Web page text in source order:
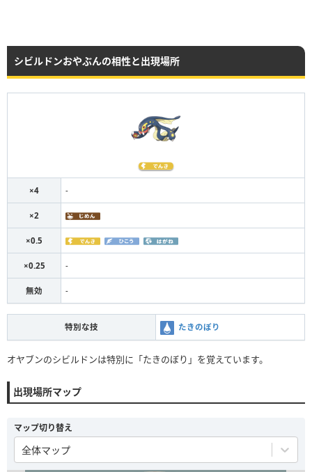
シビルドンおやぶんの相性と出現場所
×4 -
×2
×0.5
×0.25 -
無効 -
特別な技 たきのぼり
オヤブンのシビルドンは特別に「たきのぼり」を覚えています。
出現場所マップ
マップ切り替え
全体マップ